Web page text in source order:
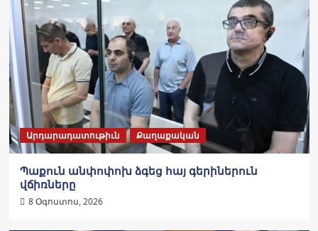
Արդարադատութիւն Քաղաքական
Պաքուն անփոփոխ ձգեց հայ գերիներուն
վճիռները
8 Օգոստոս, 2026